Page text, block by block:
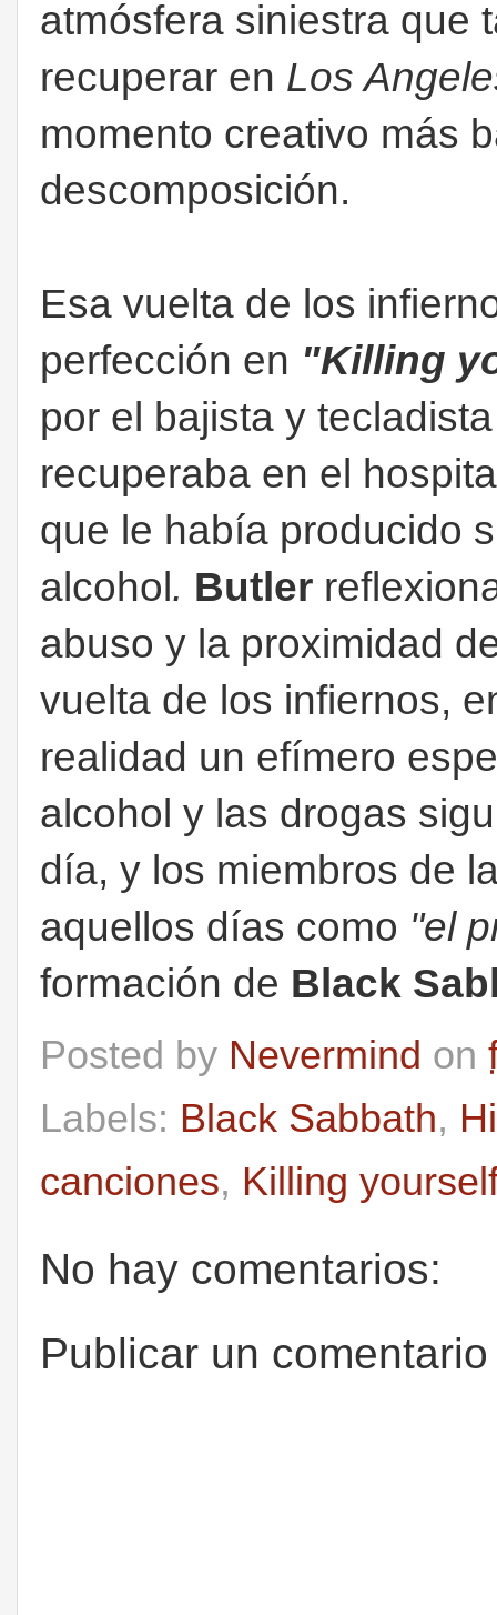
atmósfera siniestra que
recuperar en Los
momento creativo más
descomposición.
Esa vuelta de los
perfección en "Killing
por el bajista y
recuperaba en el
que le había producido
alcohol . Butler
abuso y la proximidad
vuelta de los infiernos,
realidad un efímero
alcohol y las drogas
día, y los miembros de
aquellos días como "el
formación de Black
Posted by Nevermind on
Labels: Black Sabbath,
canciones, Killing
No hay comentarios:
Publicar un comentario